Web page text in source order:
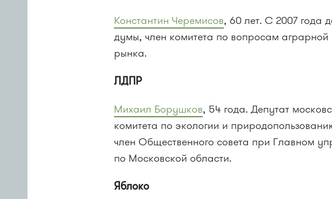
Константин Черемисов, 60 лет. С 2007 года
думы, член комитета по вопросам аграрной
рынка.
ЛДПР
Михаил Борушков, 54 года. Депутат
комитета по экологии и
член Общественного совета при Главном
по Московской области.
Яблоко